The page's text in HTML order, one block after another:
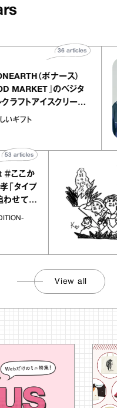
『BONEARTH（ボナース）
FOOD MARKET』のベジタ
ブルクラフトアイスクリーム
｜真野知子の「おいしいギフ
おいしいギフト
36articles
か
イプ
てく
View all